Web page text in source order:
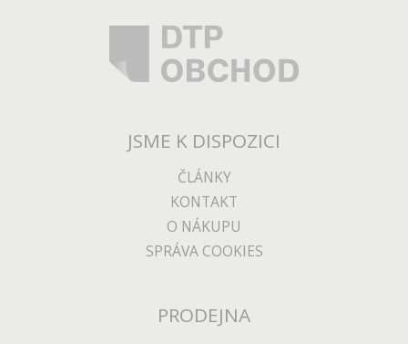
JSME K DISPOZICI
ČLÁNKY
KONTAKT
O NÁKUPU
SPRÁVA COOKIES
PRODEJNA